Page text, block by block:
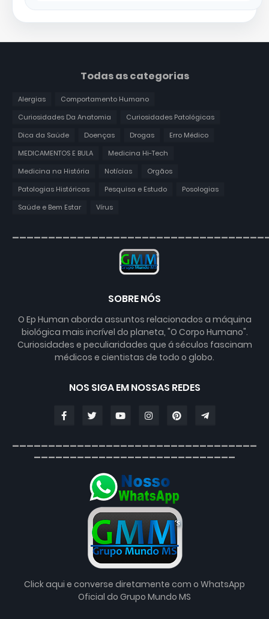
Todas as categorias
Alergias
Comportamento Humano
Curiosidades Da Anatomia
Curiosidades Patológicas
Dica da Saúde
Doenças Drogas
Erro Médico
MEDICAMENTOS E BULA
Medicina Hi-Tech
Medicina na História
Notícias
Orgãos
Patologias Históricas
Pesquisa e Estudo
Posologias
Saúde e Bem Estar
Vírus
SOBRE NÓS
O Ep Human aborda assuntos relacionados a máquina
biológica mais incrível do planeta, "O Corpo Humano".
Curiosidades e peculiaridades que á séculos fascinam
médicos e cientistas de todo o globo.
NOS SIGA EM NOSSAS REDES
__________________________________
____________________________
Click aqui e converse diretamente com o WhatsApp
Oficial do Grupo Mundo MS